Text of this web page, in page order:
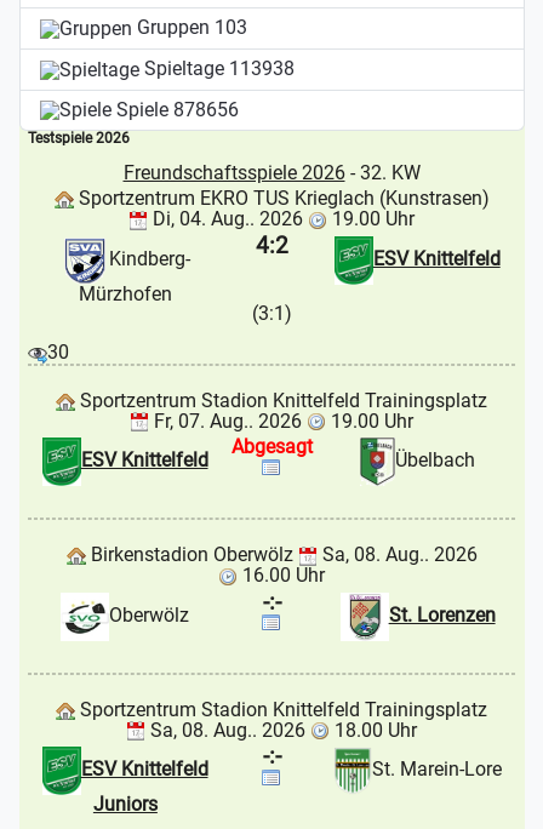
Gruppen 103
Spieltage 113938
Spiele 878656
Testspiele 2026
Freundschaftsspiele 2026- 32. KW
Sportzentrum EKRO TUS Krieglach (Kunstrasen)
Di, 04. Aug.. 2026
19.00 Uhr
Kindberg-
Mürzhofen
ESV Knittelfeld
4:2
(3:1)
30
Sportzentrum Stadion Knittelfeld Trainingsplatz
Fr, 07. Aug.. 2026
19.00 Uhr
ESV Knittelfeld
Übelbach
Abgesagt
Birkenstadion Oberwölz
Sa, 08. Aug.. 2026
16.00 Uhr
Oberwölz
St. Lorenzen
-:-
Sportzentrum Stadion Knittelfeld Trainingsplatz
Sa, 08. Aug.. 2026
18.00 Uhr
ESV Knittelfeld
Juniors
St. Marein-Lore
-:-